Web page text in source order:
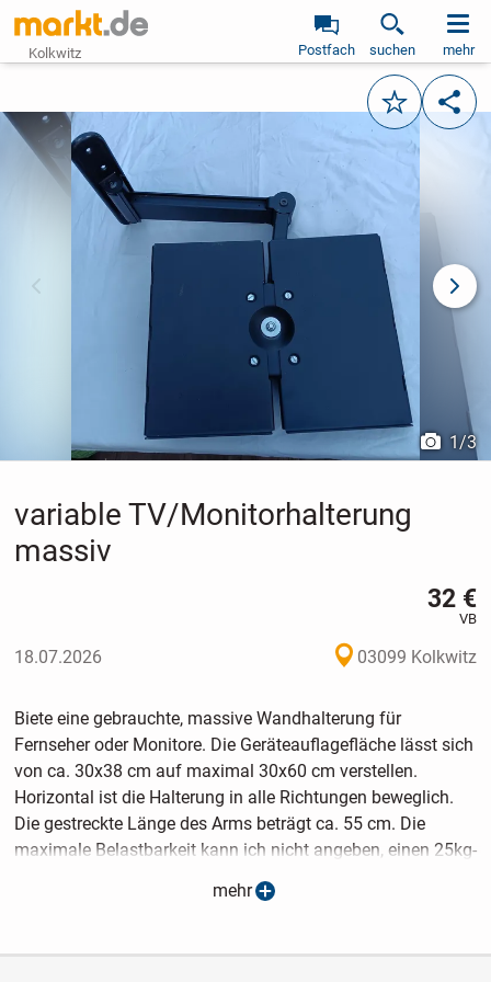
Kolkwitz Postfach suchen mehr
Merken
vorheriges Bild
1/3
variable TV/Monitorhalterung
massiv
32 €
VB
18.07.2026 03099 Kolkwitz
Biete eine gebrauchte, massive Wandhalterung für
Fernseher oder Monitore. Die Geräteauflagefläche lässt sich
von ca. 30x38 cm auf maximal 30x60 cm verstellen.
Horizontal ist die Halterung in alle Richtungen beweglich.
Die gestreckte Länge des Arms beträgt ca. 55 cm. Die
maximale Belastbarkeit kann ich nicht angeben, einen 25kg-
TV hat sie ohne Probleme getragen.
Das Gewicht ist ca.4,85 kg.
mehr